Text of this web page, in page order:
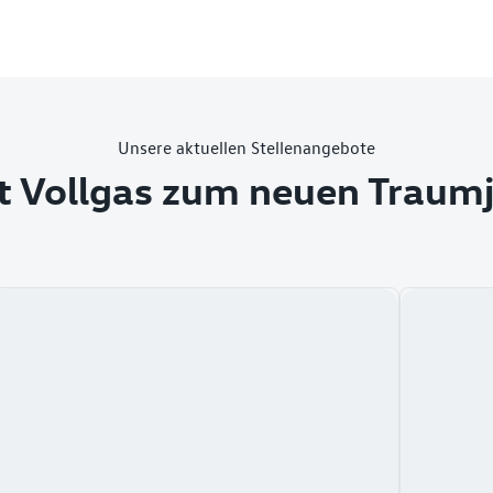
Unsere aktuellen Stellenangebote
Vollgas zum neuen